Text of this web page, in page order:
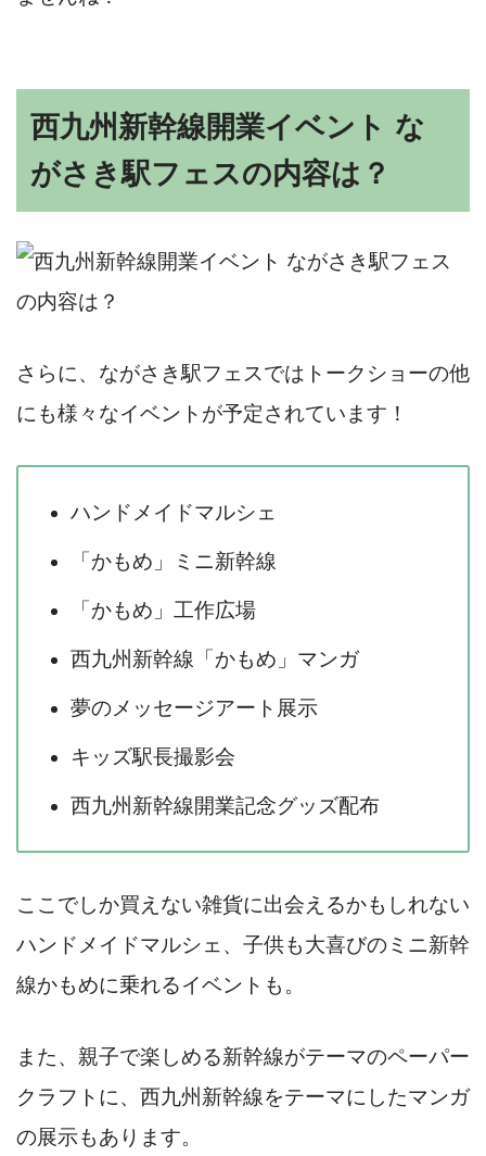
西九州新幹線開業イベント な
がさき駅フェスの内容は？
さらに、ながさき駅フェスではトークショーの他
にも様々なイベントが予定されています！
ハンドメイドマルシェ
「かもめ」ミニ新幹線
「かもめ」工作広場
西九州新幹線「かもめ」マンガ
夢のメッセージアート展示
キッズ駅長撮影会
西九州新幹線開業記念グッズ配布
ここでしか買えない雑貨に出会えるかもしれない
ハンドメイドマルシェ、子供も大喜びのミニ新幹
線かもめに乗れるイベントも。
また、親子で楽しめる新幹線がテーマのペーパー
クラフトに、西九州新幹線をテーマにしたマンガ
の展示もあります。